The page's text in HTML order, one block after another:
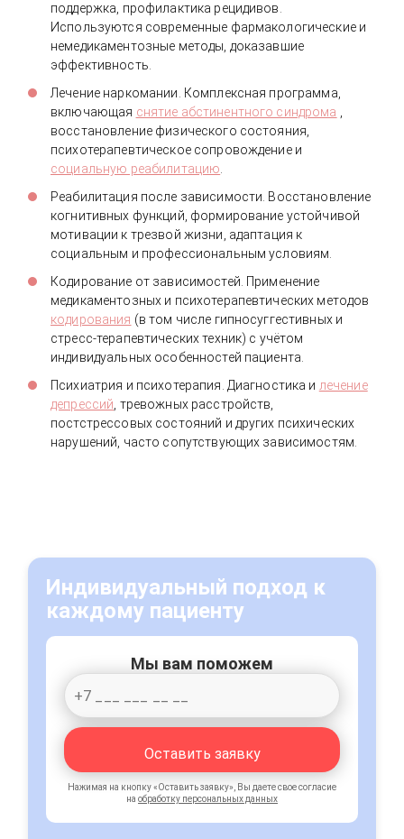
поддержка, профилактика рецидивов.
Используются современные фармакологические и
немедикаментозные методы, доказавшие
эффективность.
Лечение наркомании. Комплексная программа,
включающая снятие абстинентного синдрома
восстановление физического состояния,
психотерапевтическое сопровождение и
социальную реабилитацию
Реабилитация после зависимости. Восстановление
когнитивных функций, формирование устойчивой
мотивации к трезвой жизни, адаптация к
социальным и профессиональным условиям.
Кодирование от зависимостей. Применение
медикаментозных и психотерапевтических методов
кодирования (в том числе гипносуггестивных и
стресс-терапевтических техник) с учётом
индивидуальных особенностей пациента.
Психиатрия и психотерапия. Диагностика и лечение
депрессий , тревожных расстройств,
постстрессовых состояний и других психических
нарушений, часто сопутствующих зависимостям.
Индивидуальный подход к
каждому пациенту
Мы вам поможем
Оставить заявку
Нажимая на кнопку «Оставить заявку», Вы даете свое согласие
на обработку персональных данных